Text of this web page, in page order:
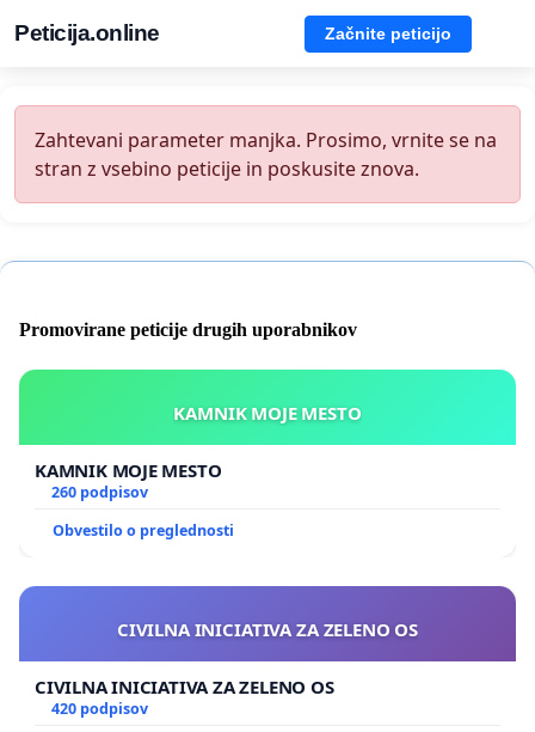
Peticija.online Začnite peticijo
Zahtevani parameter manjka. Prosimo, vrnite se na
stran z vsebino peticije in poskusite znova.
Promovirane peticije drugih uporabnikov
KAMNIK MOJE MESTO
KAMNIK MOJE MESTO
260 podpisov
Obvestilo o preglednosti
CIVILNA INICIATIVA ZA ZELENO OS
CIVILNA INICIATIVA ZA ZELENO OS
420 podpisov